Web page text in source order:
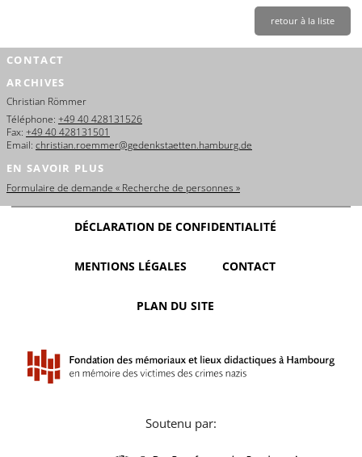
retour à la liste
CONTACT
ARCHIVES
Christian Römmer
Téléphone: +49 40 428131526
Fax: +49 40 428131501
Email: christian.roemmer@gedenkstaetten.hamburg.de
EN SAVOIR PLUS
Formulaire de demande « Recherche de personnes »
DÉCLARATION DE CONFIDENTIALITÉ
MENTIONS LÉGALES CONTACT
PLAN DU SITE
Soutenu par: